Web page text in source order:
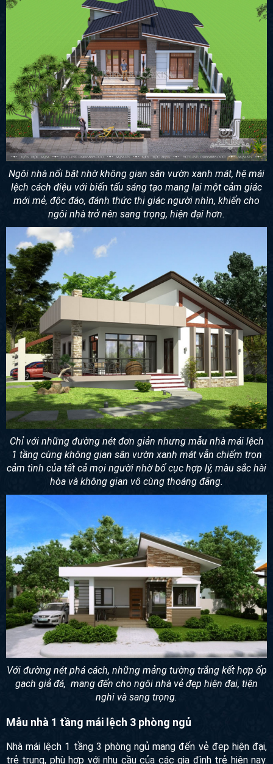
Ngôi nhà nổi bật nhờ không gian sân vườn xanh mát, hệ mái
lệch cách điệu với biến tấu sáng tạo mang lại một cảm giác
mới mẻ, độc đáo, đánh thức thị giác người nhìn, khiến cho
ngôi nhà trở nên sang trọng, hiện đại hơn.
Chỉ với những đường nét đơn giản nhưng mẫu nhà mái lệch
1 tầng cùng không gian sân vườn xanh mát vẫn chiếm trọn
cảm tình của tất cả mọi người nhờ bố cục hợp lý, màu sắc hài
hòa và không gian vô cùng thoáng đãng.
Với đường nét phá cách, những mảng tường trắng kết hợp ốp
gạch giả đá, mang đến cho ngôi nhà vẻ đẹp hiện đại, tiện
nghi và sang trọng.
Mẫu nhà 1 tầng mái lệch 3 phòng ngủ
Nhà mái lệch 1 tầng 3 phòng ngủ mang đến vẻ đẹp hiện đại,
trẻ trung, phù hợp với nhu cầu của các gia đình trẻ hiện nay.